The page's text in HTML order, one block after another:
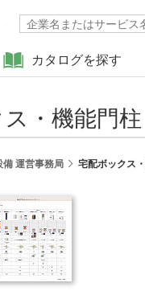
カタログを探す
・機能門
備 運営事務局 宅配ボックス